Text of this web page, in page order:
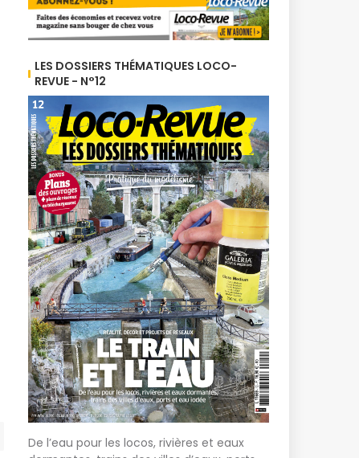
LES DOSSIERS THÉMATIQUES LOCO-
REVUE - N°12
De l’eau pour les locos, rivières et eaux